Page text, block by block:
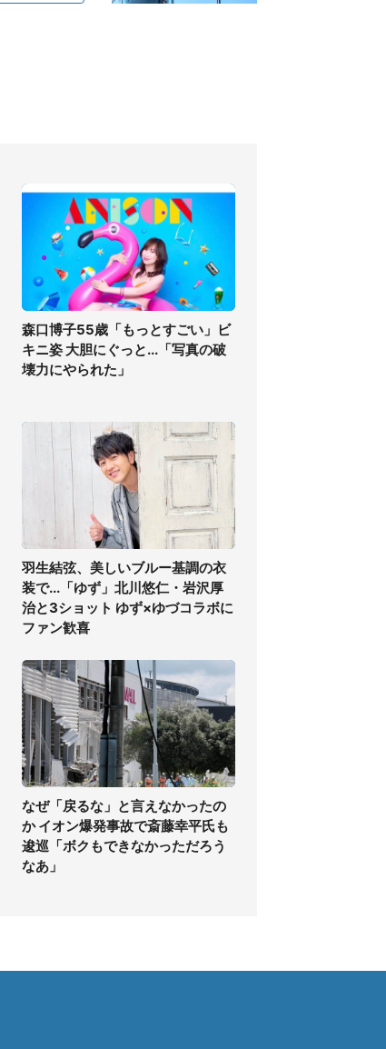
森口博子55歳「もっとすごい」ビ
キニ姿 大胆にぐっと...「写真の破
壊力にやられた」
羽生結弦、美しいブルー基調の衣
装で...「ゆず」北川悠仁・岩沢厚
治と3ショット ゆず×ゆづコラボに
ファン歓喜
なぜ「戻るな」と言えなかったの
か イオン爆発事故で斎藤幸平氏も
逡巡「ボクもできなかっただろう
なあ」